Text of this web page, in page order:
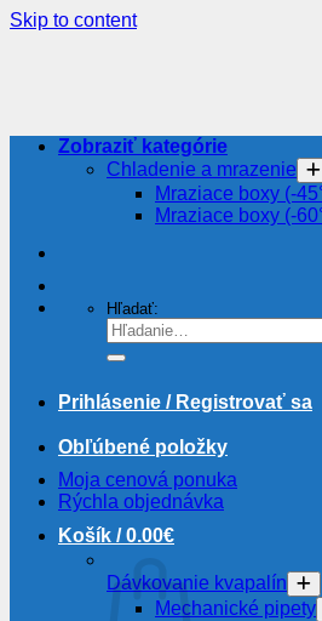
Skip to content
Hľadať:
Prihlásenie / Registrovať sa
Obľúbené položky
Moja cenová ponuka
Rýchla objednávka
Košík /0.00€
Zobraziť kategórie
Chladenie a mrazenie
Mraziace boxy (-
Mraziace boxy (-
Dávkovanie kvapalín
Mechanické pipety